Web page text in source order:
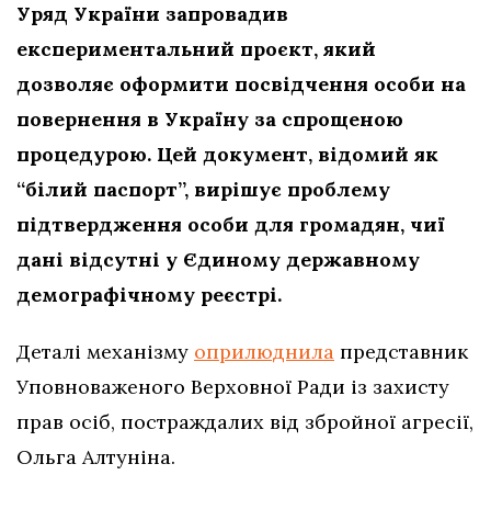
Уряд України запровадив
експериментальний проєкт, який
дозволяє оформити посвідчення особи на
повернення в Україну за спрощеною
процедурою. Цей документ, відомий як
“білий паспорт”, вирішує проблему
підтвердження особи для громадян, чиї
дані відсутні у Єдиному державному
демографічному реєстрі.
Деталі механізму оприлюднила представник
Уповноваженого Верховної Ради із захисту
прав осіб, постраждалих від збройної агресії,
Ольга Алтуніна.